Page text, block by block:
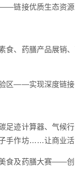
链接优质生态资源
食、药膳产品展销
区——实现深度链接
足迹计算器、气候
手作坊……让商业活
食及药膳大赛——